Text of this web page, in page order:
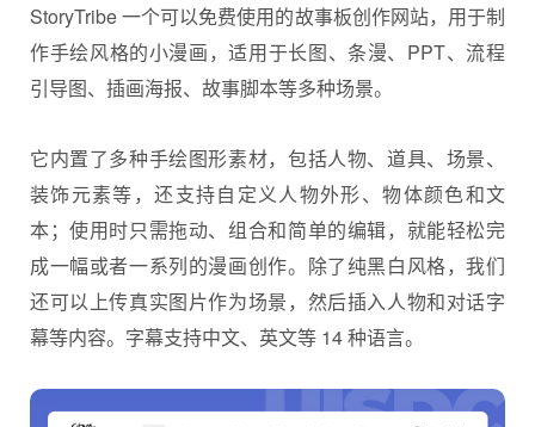
StoryTribe 一个可以免费使用的故事板创作网站，用于制
作手绘风格的小漫画，适用于长图、条漫、PPT、流程
引导图、 插画海报、故事脚本等多种场景。
它内置了多种手绘图形素材，包括人物、道具、场景、
装饰元素等，还支持自定义人物外形、物体颜色和文
本；使用时只需拖动、组合和简单的编辑，就能轻松完
成一幅或者一系列的漫画创作。除了纯黑白风格，我们
还可以上传真实图片作为场景，然后插入人物和对话字
幕等内容。字幕支持中文、英文等 14 种语言。